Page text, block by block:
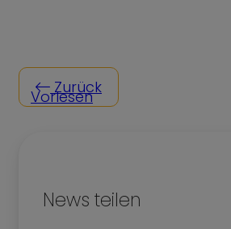
Zurück
Vorlesen
News teilen